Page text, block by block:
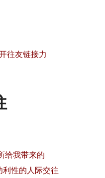
往友链接力
给我带来的
利性的人际交往